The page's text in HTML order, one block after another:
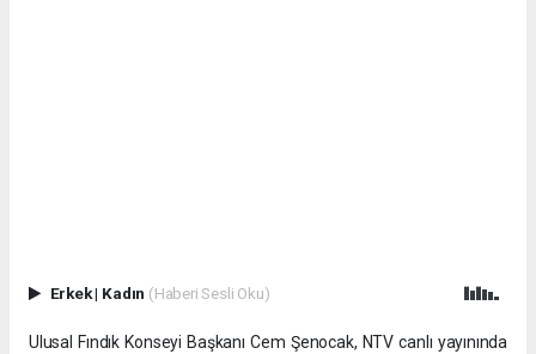
Erkek| Kadın (Haberi Sesli Oku)
Ulusal Fındık Konseyi Başkanı Cem Şenocak, NTV canlı yayınında